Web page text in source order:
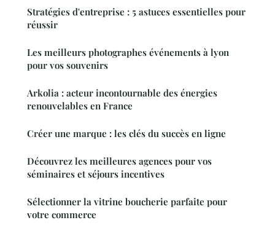
Stratégies d'entreprise : 5 astuces essentielles pour
réussir
Les meilleurs photographes événements à lyon
pour vos souvenirs
Arkolia : acteur incontournable des énergies
renouvelables en France
Créer une marque : les clés du succès en ligne
Découvrez les meilleures agences pour vos
séminaires et séjours incentives
Sélectionner la vitrine boucherie parfaite pour
votre commerce